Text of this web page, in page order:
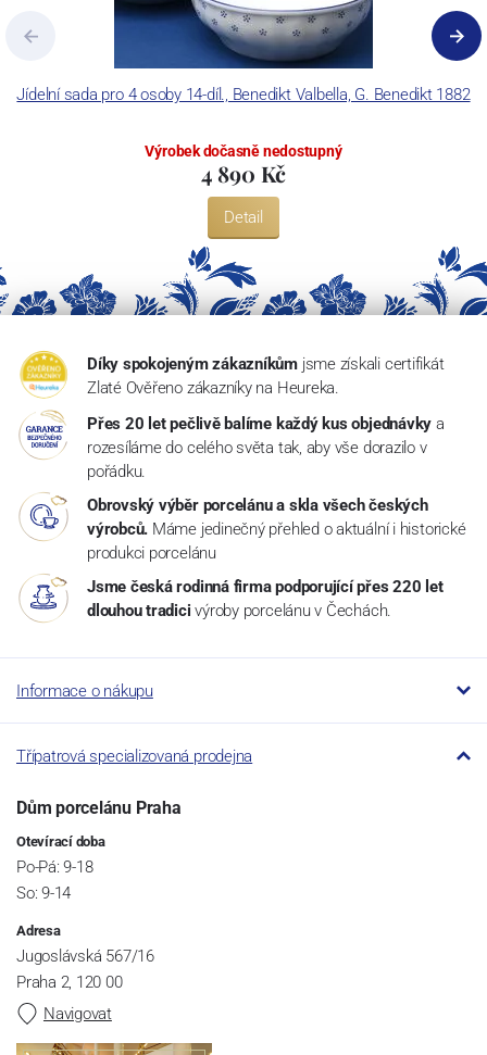
Jídelní sada pro 4 osoby 14-díl., Benedikt Valbella, G. Benedikt 1882
Výrobek dočasně nedostupný
4 890 Kč
Detail
Díky spokojeným zákazníkům jsme získali certifikát
Zlaté Ověřeno zákazníky na Heureka.
Přes 20 let pečlivě balíme každý kus objednávky a
rozesíláme do celého světa tak, aby vše dorazilo v
pořádku.
Obrovský výběr porcelánu a skla všech českých
výrobců. Máme jedinečný přehled o aktuální i historické
produkci porcelánu
Jsme česká rodinná firma podporující přes 220 let
dlouhou tradici výroby porcelánu v Čechách.
Informace o nákupu
Třípatrová specializovaná prodejna
Dům porcelánu Praha
Otevírací doba
Po-Pá: 9-18
So: 9-14
Adresa
Jugoslávská 567/16
Praha 2, 120 00
Navigovat